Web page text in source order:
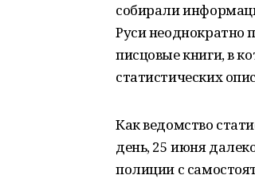
собирали
Руси неоднократно
писцовые книги, в
статистических
Как ведомство
день, 25 июня
полиции с